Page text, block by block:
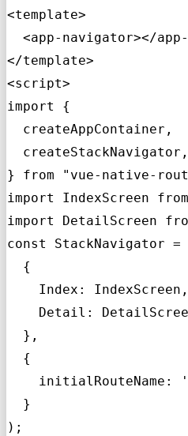
<template>
<app-navigator></
</template>
<script>
import {
createAppContainer,
createStackNavigator,
} from "vue-native-
import IndexScreen
import DetailScreen
const StackNavigator
{
Index: IndexScreen,
Detail:
},
{
initialRouteName:
}
);